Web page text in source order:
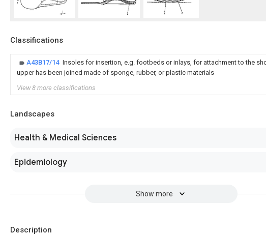
Classifications
A43B17/14 Insoles for insertion, e.g. footbeds or inlays, for attachment to the
upper has been joined made of sponge, rubber, or plastic materials
View 8 more classifications
Landscapes
Health & Medical Sciences
Epidemiology
Show more
Description